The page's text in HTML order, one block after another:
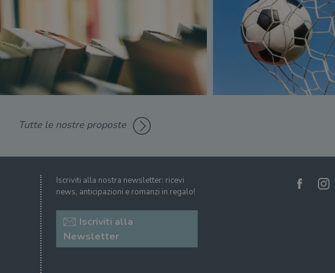
Tutte le nostre proposte
Iscriviti alla nostra newsletter: ricevi
news, anticipazioni e romanzi in regalo!
Iscriviti alla
Newsletter